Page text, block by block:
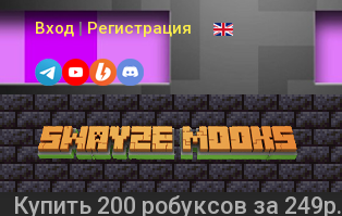
Вход | Регистрация Выберите язык
Купить 200 робуксов за 249р.